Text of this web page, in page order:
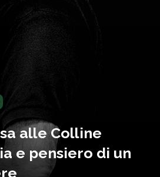
alle Colline
e pensiero di un